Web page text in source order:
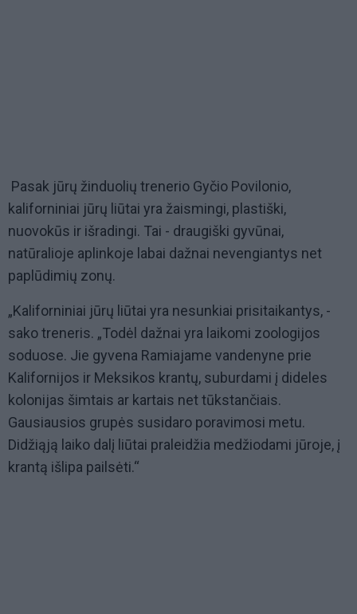
Pasak jūrų žinduolių trenerio Gyčio Povilonio,
kaliforniniai jūrų liūtai yra žaismingi, plastiški,
nuovokūs ir išradingi. Tai - draugiški gyvūnai,
natūralioje aplinkoje labai dažnai nevengiantys net
paplūdimių zonų.
„Kaliforniniai jūrų liūtai yra nesunkiai prisitaikantys, -
sako treneris. „Todėl dažnai yra laikomi zoologijos
soduose. Jie gyvena Ramiajame vandenyne prie
Kalifornijos ir Meksikos krantų, suburdami į dideles
kolonijas šimtais ar kartais net tūkstančiais.
Gausiausios grupės susidaro poravimosi metu.
Didžiąją laiko dalį liūtai praleidžia medžiodami jūroje, į
krantą išlipa pailsėti.“